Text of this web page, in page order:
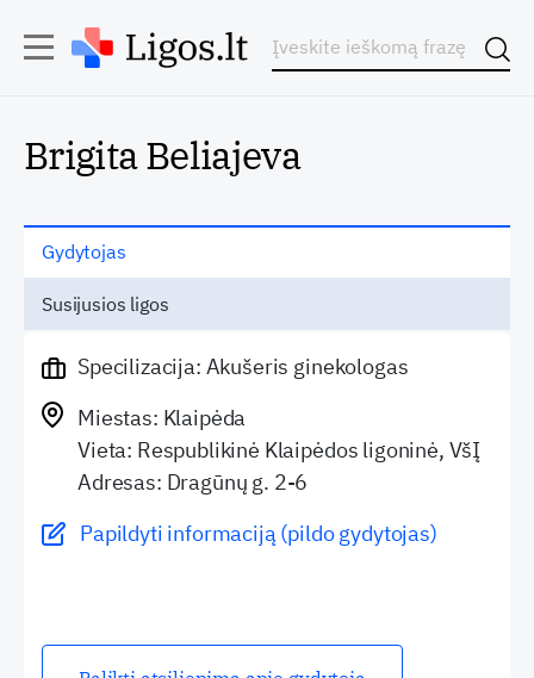
Brigita Beliajeva
Gydytojas
Susijusios ligos
Specilizacija: Akušeris ginekologas
Miestas: Klaipėda
Vieta: Respublikinė Klaipėdos ligoninė, VšĮ
Adresas: Dragūnų g. 2-6
Papildyti informaciją (pildo gydytojas)